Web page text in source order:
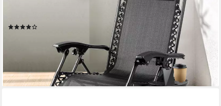
Getränkehalter Seitentasche, klappbar,ergonomisch
lieferbar - in 4-5 Werktagen bei dir